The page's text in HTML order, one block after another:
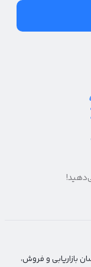
بازاریابی و فروش،